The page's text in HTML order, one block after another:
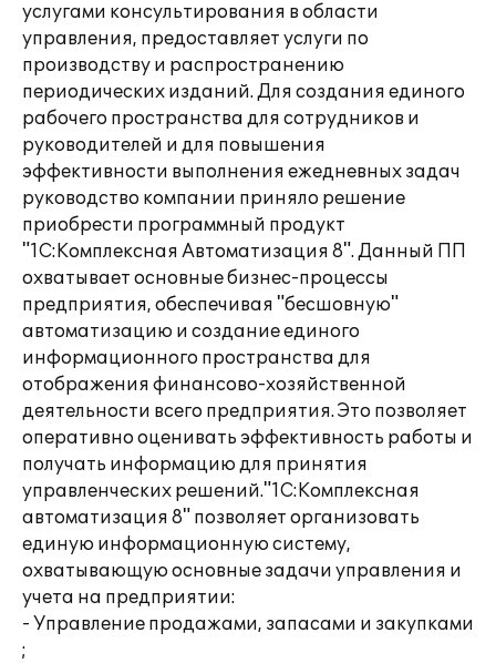
услугами консультирования в области
управления, предоставляет услуги по
производству и распространению
периодических изданий. Для создания единого
рабочего пространства для сотрудников и
руководителей и для повышения
эффективности выполнения ежедневных задач
руководство компании приняло решение
приобрести программный продукт
"1С:Комплексная Автоматизация 8". Данный ПП
охватывает основные бизнес-процессы
предприятия, обеспечивая "бесшовную"
автоматизацию и создание единого
информационного пространства для
отображения финансово-хозяйственной
деятельности всего предприятия. Это позволяет
оперативно оценивать эффективность работы и
получать информацию для принятия
управленческих решений."1С:Комплексная
автоматизация 8" позволяет организовать
единую информационную систему,
охватывающую основные задачи управления и
учета на предприятии:
- Управление продажами, запасами и закупками
;